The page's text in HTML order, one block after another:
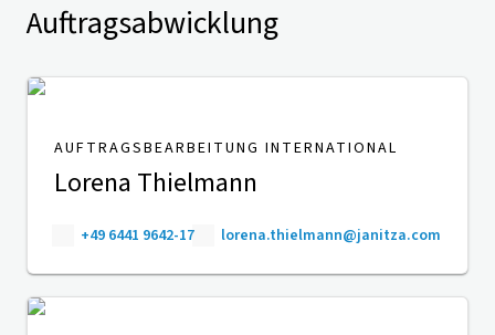
Auftragsabwicklung
AUFTRAGSBEARBEITUNG INTERNATIONAL
Lorena Thielmann
+49 6441 9642-17 lorena.thielmann@janitza.com